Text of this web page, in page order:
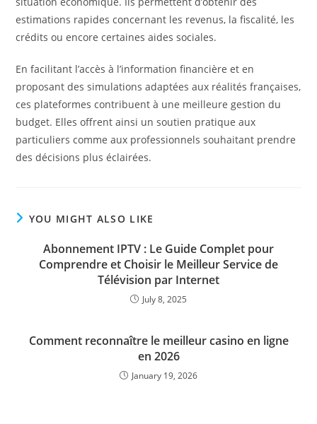
estimations rapides concernant les revenus, la fiscalité, les
crédits ou encore certaines aides sociales.
En facilitant l’accès à l’information financière et en
proposant des simulations adaptées aux réalités françaises,
ces plateformes contribuent à une meilleure gestion du
budget. Elles offrent ainsi un soutien pratique aux
particuliers comme aux professionnels souhaitant prendre
des décisions plus éclairées.
YOU MIGHT ALSO LIKE
Abonnement IPTV : Le Guide Complet pour
Comprendre et Choisir le Meilleur Service de
Télévision par Internet
July 8, 2025
Comment reconnaître le meilleur casino en ligne
en 2026
January 19, 2026